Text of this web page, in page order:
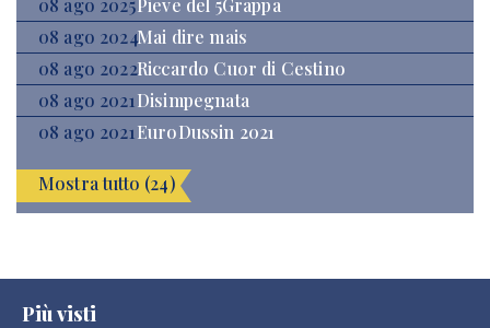
08 ago 2025Pieve del 5Grappa
08 ago 2024Mai dire mais
08 ago 2022Riccardo Cuor di Cestino
08 ago 2021Disimpegnata
08 ago 2021EuroDussin 2021
Mostra tutto (24)
Più visti